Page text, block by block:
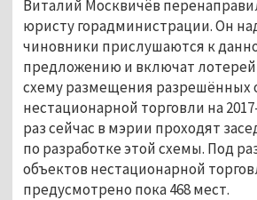
Виталий Москвичёв
юристу горадминистрации. Он
чиновники прислушаются к
предложению и включат
схему размещения разрешённых
нестационарной торговли на
раз сейчас в мэрии проходят
по разработке этой схемы. Под
объектов нестационарной
предусмотрено пока 468 мест.